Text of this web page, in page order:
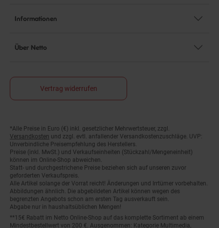
Informationen
Über Netto
Vertrag widerrufen
Fußnoten
*Alle Preise in Euro (€) inkl. gesetzlicher Mehrwertsteuer, zzgl.
Versandkosten und zzgl. evtl. anfallender Versandkostenzuschläge. UVP:
Unverbindliche Preisempfehlung des Herstellers.
Preise (inkl. MwSt.) und Verkaufseinheiten (Stückzahl/Mengeneinheit)
können im Online-Shop abweichen.
Statt- und durchgestrichene Preise beziehen sich auf unseren zuvor
geforderten Verkaufspreis.
Alle Artikel solange der Vorrat reicht! Änderungen und Irrtümer vorbehalten.
Abbildungen ähnlich. Die abgebildeten Artikel können wegen des
begrenzten Angebots schon am ersten Tag ausverkauft sein.
Abgabe nur in haushaltsüblichen Mengen!
**15€ Rabatt im Netto Online-Shop auf das komplette Sortiment ab einem
Mindestbestellwert von 200 €. Ausgenommen: Kategorie Multimedia,